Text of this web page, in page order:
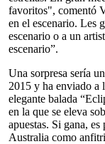
favoritos", comentó
en el escenario. Les
escenario o a un
escenario”.
Una sorpresa sería
2015 y ha enviado a
elegante balada
en la que se eleva
apuestas. Si gana,
Australia como